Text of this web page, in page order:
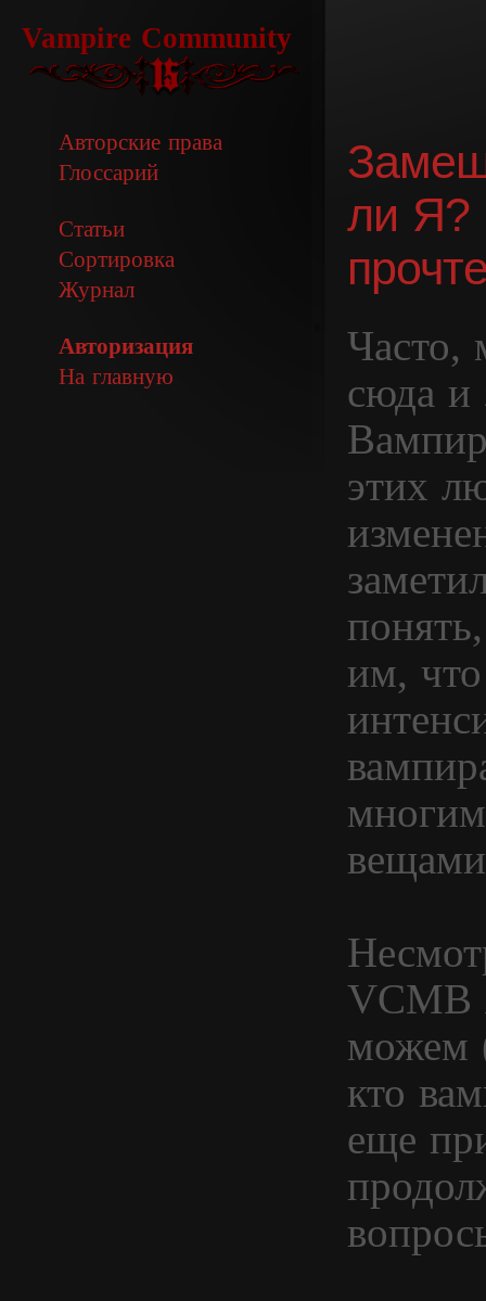
Vampire Community
Авторские права
Глоссарий
Статьи
Сортировка
Журнал
Авторизация
На главную
ли Я?
Часто,
сюда и
этих
им,
VCMB
можем
кто
еще